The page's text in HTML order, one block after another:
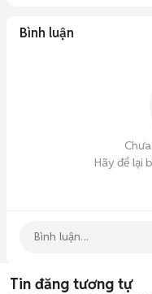
Bình luận
Hãy để lại
Tin đăng tương tự